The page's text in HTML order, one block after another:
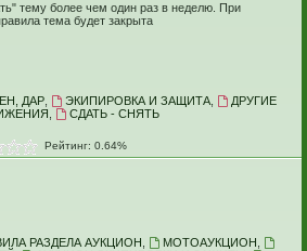
тему более чем один раз в неделю. При
тема будет закрыта
ДАР, ЭКИПИРОВКА И ЗАЩИТА,
ДРУГИЕ
СДАТЬ - СНЯТЬ
Рейтинг: 0.64%
РАЗДЕЛА АУКЦИОН МОТОАУКЦИОН